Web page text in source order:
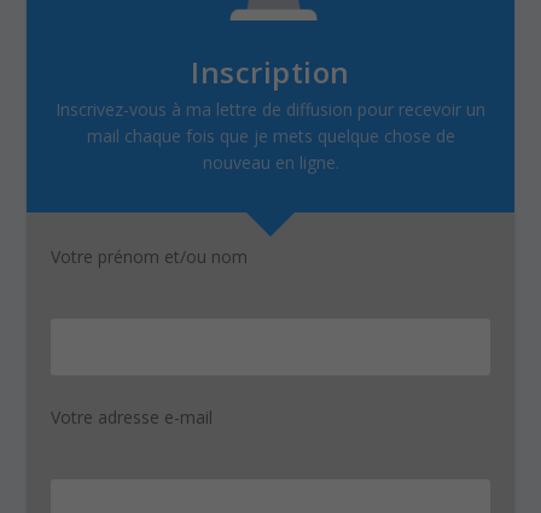
Inscription
Inscrivez-vous à ma lettre de diffusion pour recevoir un
mail chaque fois que je mets quelque chose de
nouveau en ligne.
Votre prénom et/ou nom
Votre adresse e-mail